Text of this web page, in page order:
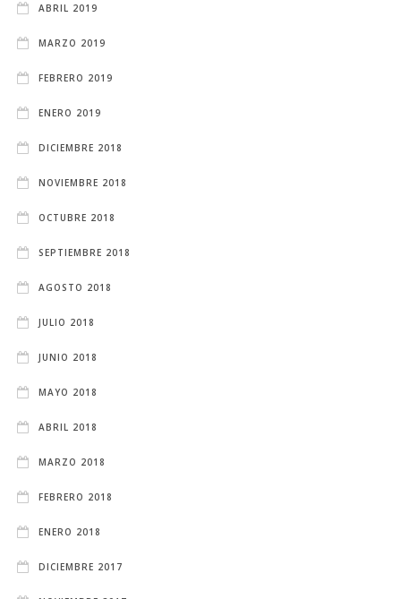
ABRIL 2019
MARZO 2019
FEBRERO 2019
ENERO 2019
DICIEMBRE 2018
NOVIEMBRE 2018
OCTUBRE 2018
SEPTIEMBRE 2018
AGOSTO 2018
JULIO 2018
JUNIO 2018
MAYO 2018
ABRIL 2018
MARZO 2018
FEBRERO 2018
ENERO 2018
DICIEMBRE 2017